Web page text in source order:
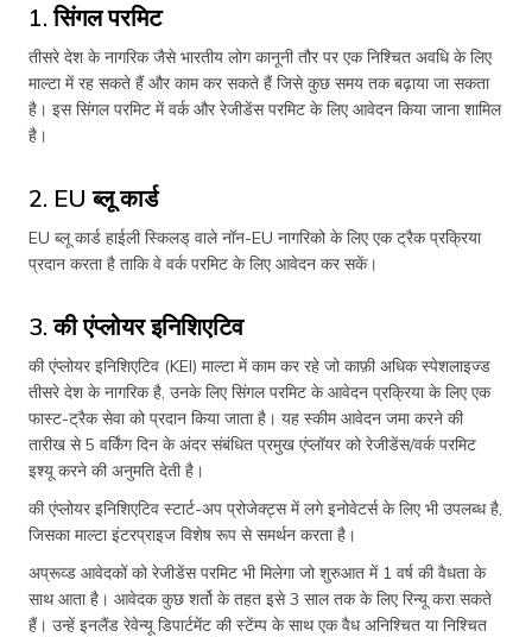
1. सिंगल परमिट
तीसरे देश के नागरिक जैसे भारतीय लोग कानूनी तौर पर एक निश्चित अवधि के लिए
माल्टा में रह सकते हैं और काम कर सकते हैं जिसे कुछ समय तक बढ़ाया जा सकता
है। इस सिंगल परमिट में वर्क और रेजीडेंस परमिट के लिए आवेदन किया जाना शामिल
है।
2. EU ब्लू कार्ड
EU ब्लू कार्ड हाईली स्किलड् वाले नॉन-EU नागरिको के लिए एक ट्रैक प्रक्रिया
प्रदान करता है ताकि वे वर्क परमिट के लिए आवेदन कर सकें।
3. की एंप्लोयर इनिशिएटिव
की एंप्लोयर इनिशिएटिव (KEI) माल्टा में काम कर रहे जो काफ़ी अधिक स्पेशलाइज्ड
तीसरे देश के नागरिक है, उनके लिए सिंगल परमिट के आवेदन प्रक्रिया के लिए एक
फास्ट-ट्रैक सेवा को प्रदान किया जाता है। यह स्कीम आवेदन जमा करने की
तारीख से 5 वर्किंग दिन के अंदर संबंधित प्रमुख एंप्लॉयर को रेजीडेंस/वर्क परमिट
इश्यू करने की अनुमति देती है।
की एंप्लोयर इनिशिएटिव स्टार्ट-अप प्रोजेक्ट्स में लगे इनोवेटर्स के लिए भी उपलब्ध है,
जिसका माल्टा इंटरप्राइज विशेष रूप से समर्थन करता है।
अप्रूव्ड आवेदकों को रेजीडेंस परमिट भी मिलेगा जो शुरुआत में 1 वर्ष की वैधता के
साथ आता है। आवेदक कुछ शर्तो के तहत इसे 3 साल तक के लिए रिन्यू करा सकते
हैं। उन्हें इनलैंड रेवेन्यू डिपार्टमेंट की स्टेंम्प के साथ एक वैध अनिश्चित या निश्चित